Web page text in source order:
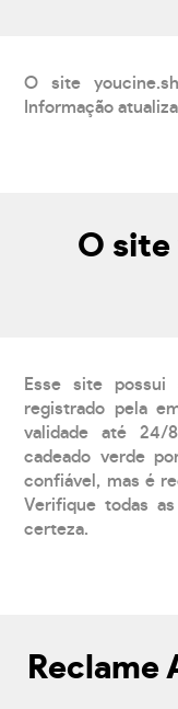
O site
Informação
O site
Esse site possui
registrado pela
validade até 24/
cadeado verde
confiável, mas é
Verifique todas
certeza.
Reclame